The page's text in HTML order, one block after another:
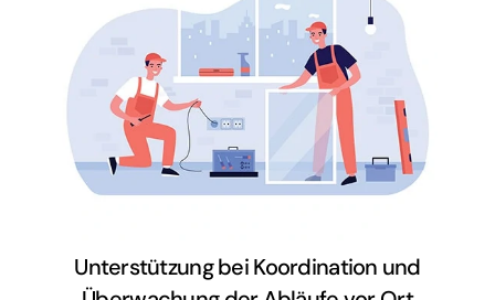
Unterstützung bei Koordination und
Läuft alles wie geplant? Wir halten
euch regelmäßig über alle
Fortschritte auf dem Laufenden.